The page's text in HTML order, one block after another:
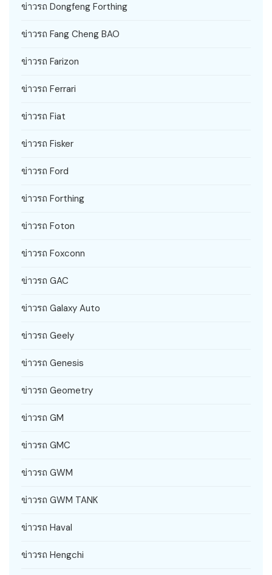
ข่าวรถ Dongfeng Forthing
ข่าวรถ Fang Cheng BAO
ข่าวรถ Farizon
ข่าวรถ Ferrari
ข่าวรถ Fiat
ข่าวรถ Fisker
ข่าวรถ Ford
ข่าวรถ Forthing
ข่าวรถ Foton
ข่าวรถ Foxconn
ข่าวรถ GAC
ข่าวรถ Galaxy Auto
ข่าวรถ Geely
ข่าวรถ Genesis
ข่าวรถ Geometry
ข่าวรถ GM
ข่าวรถ GMC
ข่าวรถ GWM
ข่าวรถ GWM TANK
ข่าวรถ Haval
ข่าวรถ Hengchi